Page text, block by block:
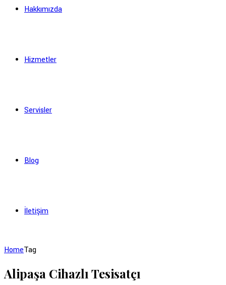
Hakkımızda
Hizmetler
Servisler
Blog
İletişim
HomeTag
Alipaşa Cihazlı Tesisatçı